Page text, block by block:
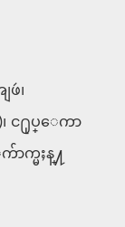
ဖဴ၊
)၊ င႐ုပ္ေကာ
ာက္မႈန္႔